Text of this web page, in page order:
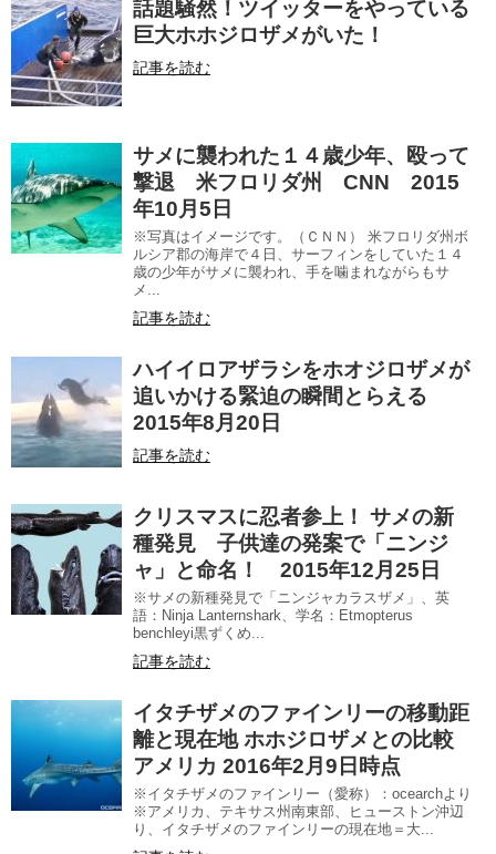
話題騒然！ツイッターをやっている
巨大ホホジロザメがいた！
記事を読む
サメに襲われた１４歳少年、殴って
撃退 米フロリダ州 CNN 2015
年10月5日
※写真はイメージです。（ＣＮＮ） 米フロリダ州ボ
ルシア郡の海岸で４日、サーフィンをしていた１４
歳の少年がサメに襲われ、手を噛まれながらもサ
メ...
記事を読む
ハイイロアザラシをホオジロザメが
追いかける緊迫の瞬間とらえる
2015年8月20日
記事を読む
クリスマスに忍者参上！ サメの新
種発見 子供達の発案で「ニンジ
ャ」と命名！ 2015年12月25日
※サメの新種発見で「ニンジャカラスザメ」、英
語：Ninja Lanternshark、学名：Etmopterus
benchleyi黒ずくめ...
記事を読む
イタチザメのファインリーの移動距
離と現在地 ホホジロザメとの比較
アメリカ 2016年2月9日時点
※イタチザメのファインリー（愛称）：ocearchより
※アメリカ、テキサス州南東部、ヒューストン沖辺
り、イタチザメのファインリーの現在地＝大...